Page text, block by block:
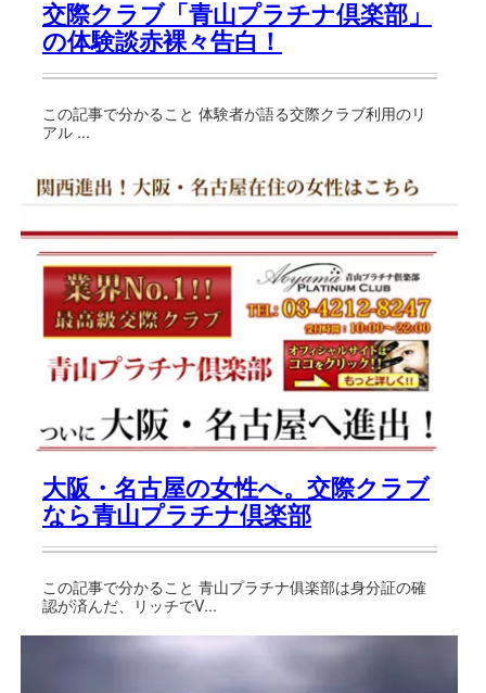
交際クラブ「青山プラチナ倶楽部」
の体験談赤裸々告白！
この記事で分かること 体験者が語る交際クラブ利用のリ
アル ...
大阪・名古屋の女性へ。交際クラブ
なら青山プラチナ倶楽部
この記事で分かること 青山プラチナ俱楽部は身分証の確
認が済んだ、リッチでV...